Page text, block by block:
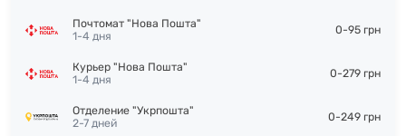
Почтомат "Нова Пошта"
1-4 дня
0-95 грн
Курьер "Нова Пошта"
1-4 дня
0-279 грн
Отделение "Укрпошта"
2-7 дней
0-249 грн